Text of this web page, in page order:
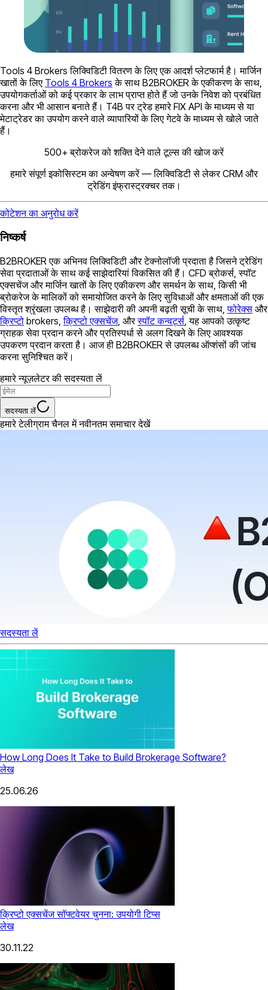
Tools 4 Brokers लिक्विडिटी वितरण के लिए एक आदर्श प्लेटफार्म है। मार्जिन
खातों के लिए Tools 4 Brokers के साथ B2BROKER के एकीकरण के साथ,
उपयोगकर्ताओं को कई प्रकार के लाभ प्राप्त होते हैं जो उनके निवेश को प्रबंधित
करना और भी आसान बनाते हैं। T4B पर ट्रेड हमारे FIX API के माध्यम से या
मेटाट्रेडर का उपयोग करने वाले व्यापारियों के लिए गेटवे के माध्यम से खोले जाते
हैं।
500+ ब्रोकरेज को शक्ति देने वाले टूल्स की खोज करें
हमारे संपूर्ण इकोसिस्टम का अन्वेषण करें — लिक्विडिटी से लेकर CRM और
ट्रेडिंग इंफ्रास्ट्रक्चर तक।
कोटेशन का अनुरोध करें
निष्कर्ष
B2BROKER एक अभिनव लिक्विडिटी और टेक्नोलॉजी प्रदाता है जिसने ट्रेडिंग
सेवा प्रदाताओं के साथ कई साझेदारियां विकसित की हैं। CFD ब्रोकर्स, स्पॉट
एक्सचेंज और मार्जिन खातों के लिए एकीकरण और समर्थन के साथ, किसी भी
ब्रोकरेज के मालिकों को समायोजित करने के लिए सुविधाओं और क्षमताओं की एक
विस्तृत श्रृंखला उपलब्ध है। साझेदारी की अपनी बढ़ती सूची के साथ,फोरेक्स और
क्रिप्टो brokers,क्रिप्टो एक्सचेंज, औरस्पॉट कन्वर्ट्स, यह आपको उत्कृष्ट
ग्राहक सेवा प्रदान करने और प्रतिस्पर्धा से अलग दिखने के लिए आवश्यक
उपकरण प्रदान करता है। आज ही B2BROKER से उपलब्ध ऑप्शंसों की जांच
करना सुनिश्चित करें।
हमारे न्यूज़लेटर की सदस्यता लें
सदस्यता लें
हमारे टेलीग्राम चैनल में नवीनतम समाचार देखें
सदस्यता लें
How Long Does It Take to Build Brokerage Software?
लेख
25.06.26
क्रिप्टो एक्सचेंज सॉफ्टवेयर चुनना: उपयोगी टिप्स
लेख
30.11.22